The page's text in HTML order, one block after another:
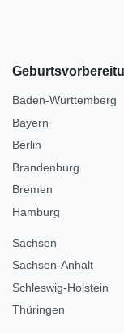
Baden-Württemberg
Bayern
Berlin
Brandenburg
Bremen
Hamburg
Sachsen
Sachsen-Anhalt
Schleswig-Holstein
Thüringen